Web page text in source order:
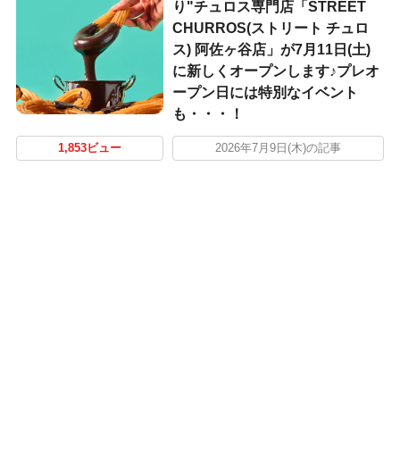
り"チュロス専門店「STREET
CHURROS(ストリート チュロ
ス) 阿佐ヶ谷店」が7月11日(土)
に新しくオープンします♪プレオ
ープン日には特別なイベント
も・・・！
1,853ビュー 2026年7月9日(木)の記事